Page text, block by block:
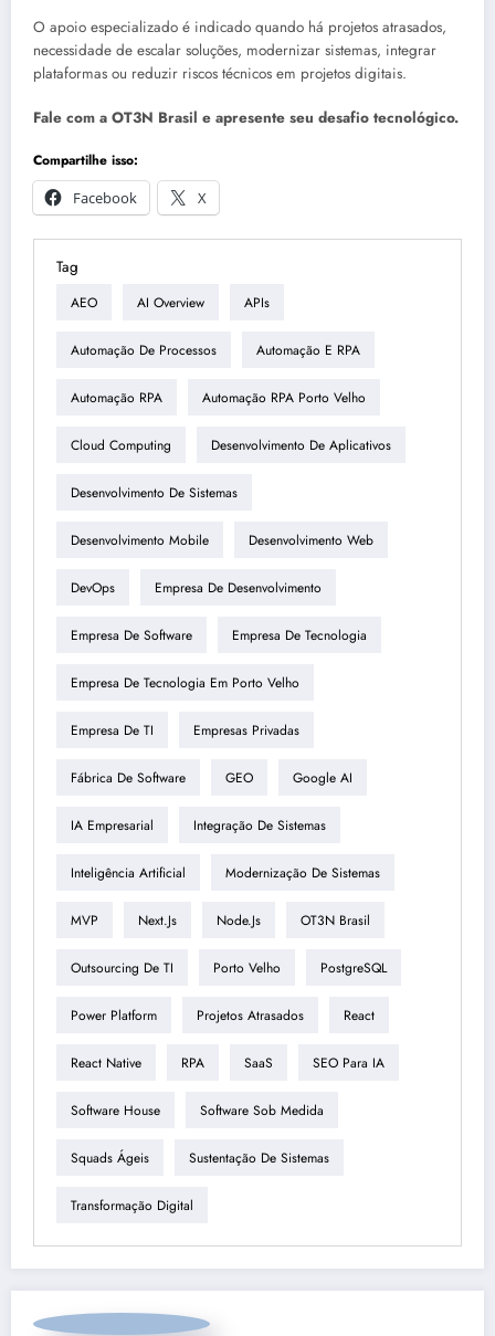
O apoio especializado é indicado quando há projetos atrasados,
necessidade de escalar soluções, modernizar sistemas, integrar
plataformas ou reduzir riscos técnicos em projetos digitais.
Fale com a OT3N Brasil e apresente seu desafio tecnológico.
Compartilhe isso:
Facebook
X
Tag
AEO AI Overview APIs
Automação De Processos Automação E RPA
Automação RPA Automação RPA Porto Velho
Cloud Computing Desenvolvimento De Aplicativos
Desenvolvimento De Sistemas
Desenvolvimento Mobile Desenvolvimento Web
DevOps Empresa De Desenvolvimento
Empresa De Software Empresa De Tecnologia
Empresa De Tecnologia Em Porto Velho
Empresa De TI Empresas Privadas
Fábrica De Software GEO Google AI
IA Empresarial Integração De Sistemas
Inteligência Artificial Modernização De Sistemas
MVP Next.js Node.js OT3N Brasil
Outsourcing De TI Porto Velho PostgreSQL
Power Platform Projetos Atrasados React
React Native RPA SaaS SEO Para IA
Software House Software Sob Medida
Squads Ágeis Sustentação De Sistemas
Transformação Digital